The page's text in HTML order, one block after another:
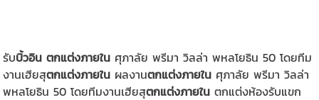
รับบิ้วอิน ตกแต่งภายใน ศุภาลัย พรีมา วิลล่า พหลโยธิน 50 โดยทีม
งานเฮียสุตกแต่งภายใน ผลงานตกแต่งภายใน ศุภาลัย พรีมา วิลล่า
พหลโยธิน 50 โดยทีมงานเฮียสุตกแต่งภายใน ตกแต่งห้องรับแขก